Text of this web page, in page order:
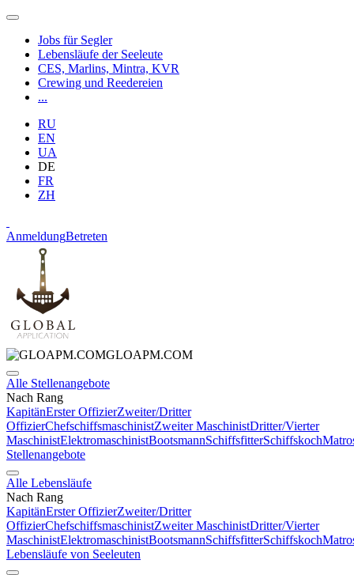
Jobs für Segler
Lebensläufe der Seeleute
CES, Marlins, Mintra, KVR
Crewing und Reedereien
...
RU
EN
UA
DE
FR
ZH
AnmeldungBetreten
GLOAPM.COM
Alle Stellenangebote
Nach Rang
KapitänErster OffizierZweiter/Dritter
OffizierChefschiffsmaschinistZweiter MaschinistDritter/Vierter
MaschinistElektromaschinistBootsmannSchiffsfitterSchiffskoch
Stellenangebote
Alle Lebensläufe
Nach Rang
KapitänErster OffizierZweiter/Dritter
OffizierChefschiffsmaschinistZweiter MaschinistDritter/Vierter
MaschinistElektromaschinistBootsmannSchiffsfitterSchiffskoch
Lebensläufe von Seeleuten